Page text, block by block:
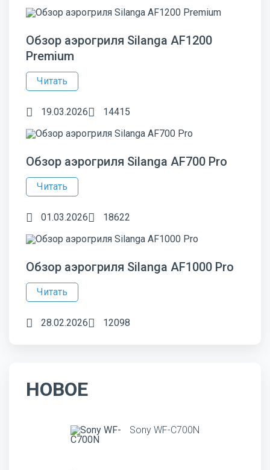
Обзор аэрогриля Silanga AF1200
Premium
Читать
19.03.2026 14415
Обзор аэрогриля Silanga AF700 Pro
Читать
01.03.2026 18622
Обзор аэрогриля Silanga AF1000 Pro
Читать
28.02.2026 12098
НОВОЕ
Sony WF-C700N